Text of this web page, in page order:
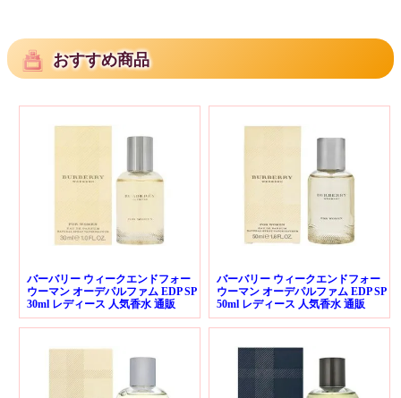
おすすめ商品
バーバリー ウィークエンドフォー
ウーマン オーデパルファム EDP SP
30ml レディース 人気香水 通販
バーバリー ウィークエンドフォー
ウーマン オーデパルファム EDP SP
50ml レディース 人気香水 通販